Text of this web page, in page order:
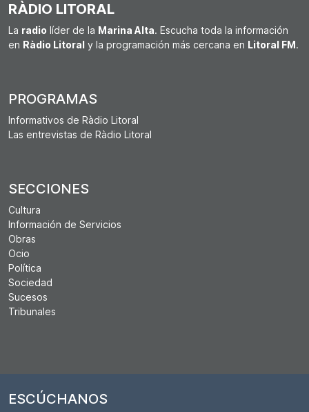
RÀDIO LITORAL
La radio líder de la Marina Alta. Escucha toda la información
en Ràdio Litoral y la programación más cercana en Litoral FM.
PROGRAMAS
Informativos de Ràdio Litoral
Las entrevistas de Ràdio Litoral
SECCIONES
Cultura
Información de Servicios
Obras
Ocio
Política
Sociedad
Sucesos
Tribunales
ESCÚCHANOS